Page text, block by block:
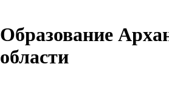
Образование
области